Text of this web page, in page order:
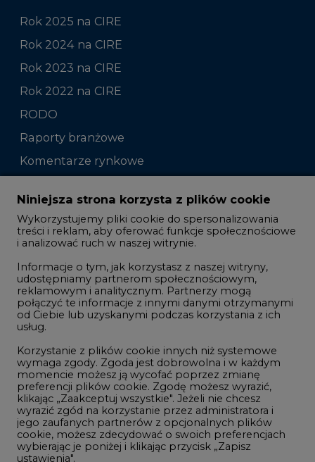
Rok 2025 na CIRE
Rok 2024 na CIRE
Rok 2023 na CIRE
Rok 2022 na CIRE
RODO
Raporty branżowe
Komentarze rynkowe
Zmiany kadrowe na rynku
Studio CIRE
Rozmowy o energetyce
Gospodarka
Geopolityka
LTE450
Innowacje i AI
Telekomunikacja i IT
Handel emisjami CO2
Wodór
Górnictwo
Niniejsza strona korzysta z plików cookie
Wykorzystujemy pliki cookie do spersonalizowania
treści i reklam, aby oferować funkcje społecznościowe
i analizować ruch w naszej witrynie.
Informacje o tym, jak korzystasz z naszej witryny,
udostępniamy partnerom społecznościowym,
reklamowym i analitycznym. Partnerzy mogą
połączyć te informacje z innymi danymi otrzymanymi
od Ciebie lub uzyskanymi podczas korzystania z ich
usług.
Korzystanie z plików cookie innych niż systemowe
wymaga zgody. Zgoda jest dobrowolna i w każdym
momencie możesz ją wycofać poprzez zmianę
preferencji plików cookie. Zgodę możesz wyrazić,
klikając „Zaakceptuj wszystkie". Jeżeli nie chcesz
wyrazić zgód na korzystanie przez administratora i
jego zaufanych partnerów z opcjonalnych plików
cookie, możesz zdecydować o swoich preferencjach
wybierając je poniżej i klikając przycisk „Zapisz
ustawienia".